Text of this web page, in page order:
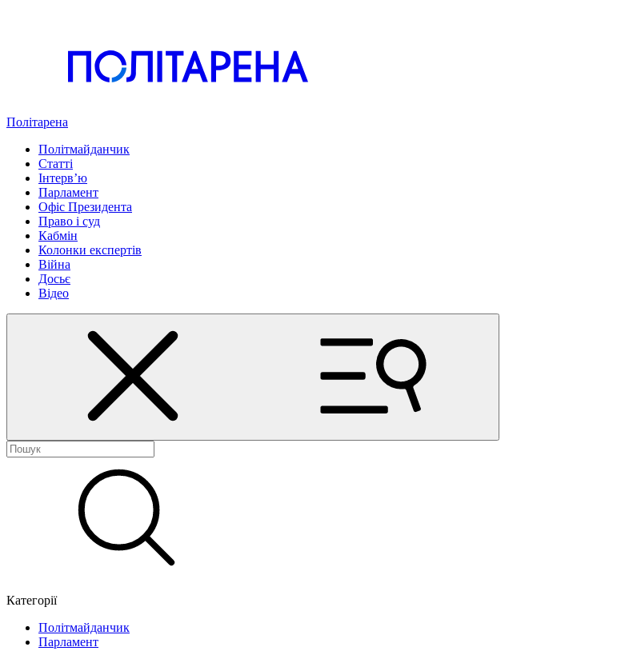
Політарена
Політмайданчик
Статті
Інтервʼю
Парламент
Офіс Президента
Право і суд
Кабмін
Колонки експертів
Війна
Досьє
Відео
Категорії
Політмайданчик
Парламент